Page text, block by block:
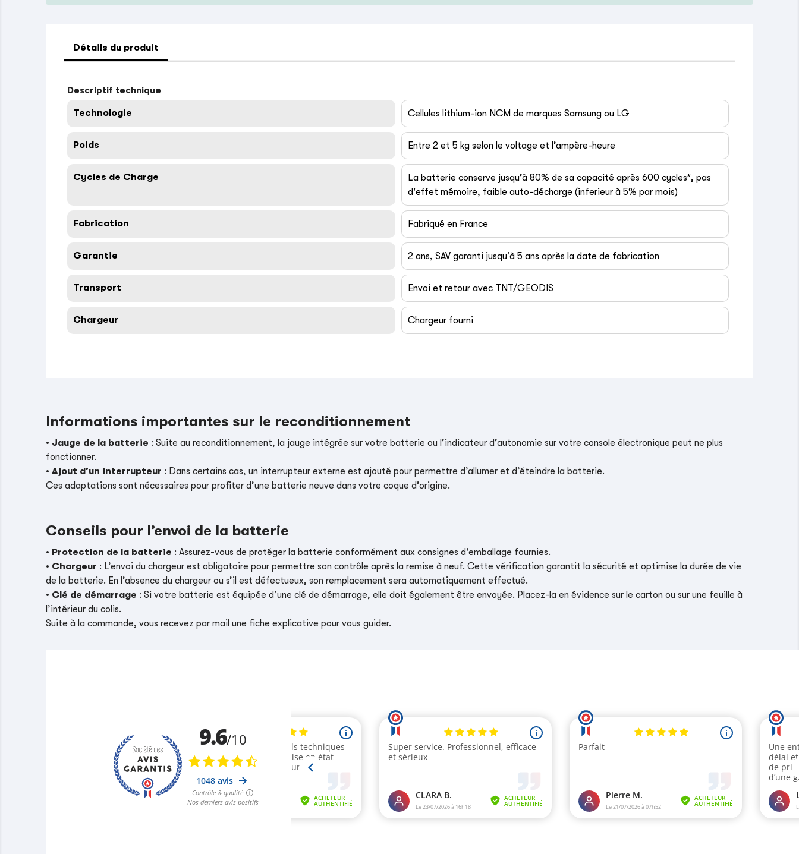
Détails du produit
Descriptif technique
Technologie Cellules lithium-ion NCM de marques Samsung ou LG
Poids Entre 2 et 5 kg selon le voltage et l’ampère-heure
Cycles de Charge
La batterie conserve jusqu’à 80% de sa capacité après 600 cycles*, pas
d'effet mémoire, faible auto-décharge (inferieur à 5% par mois)
Fabrication Fabriqué en France
Garantie 2 ans, SAV garanti jusqu’à 5 ans après la date de fabrication
Transport Envoi et retour avec TNT/GEODIS
Chargeur Chargeur fourni
Informations importantes sur le reconditionnement
• Jauge de la batterie : Suite au reconditionnement, la jauge intégrée sur votre batterie ou l’indicateur d’autonomie sur votre console électronique peut ne plus
fonctionner.
•Ajout d’un interrupteur : Dans certains cas, un interrupteur externe est ajouté pour permettre d’allumer et d’éteindre la batterie.
Ces adaptations sont nécessaires pour profiter d’une batterie neuve dans votre coque d’origine.
Conseils pour l’envoi de la batterie
• Protection de la batterie : Assurez-vous de protéger la batterie conformément aux consignes d'emballage fournies.
• Chargeur : L’envoi du chargeur est obligatoire pour permettre son contrôle après la remise à neuf. Cette vérification garantit la sécurité et optimise la durée de vie
de la batterie. En l’absence du chargeur ou s’il est défectueux, son remplacement sera automatiquement effectué.
• Clé de démarrage : Si votre batterie est équipée d’une clé de démarrage, elle doit également être envoyée. Placez-la en évidence sur le carton ou sur une feuille à
l’intérieur du colis.
Suite à la commande, vous recevez par mail une fiche explicative pour vous guider.